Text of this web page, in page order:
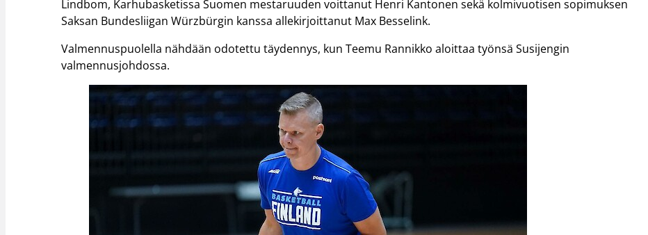
Lindbom, Karhubasketissa Suomen mestaruuden voittanut Henri Kantonen sekä kolmivuotisen sopimuksen
Saksan Bundesliigan Würzbürgin kanssa allekirjoittanut Max Besselink.
Valmennuspuolella nähdään odotettu täydennys, kun Teemu Rannikko aloittaa työnsä Susijengin
valmennusjohdossa.